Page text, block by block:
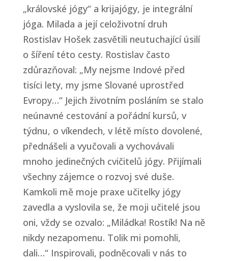
„královské jógy“ a krijajógy, je integrální
jóga. Milada a její celoživotní druh
Rostislav Hošek zasvětili neutuchající úsilí
o šíření této cesty. Rostislav často
zdůrazňoval: „My nejsme Indové před
tisíci lety, my jsme Slované uprostřed
Evropy…“ Jejich životním posláním se stalo
neúnavné cestování a pořádní kursů, v
týdnu, o víkendech, v létě místo dovolené,
přednášeli a vyučovali a vychovávali
mnoho jedinečných cvičitelů jógy. Přijímali
všechny zájemce o rozvoj své duše.
Kamkoli mě moje praxe učitelky jógy
zavedla a vyslovila se, že moji učitelé jsou
oni, vždy se ozvalo: „Miládka! Rostík! Na ně
nikdy nezapomenu. Tolik mi pomohli,
dali…“ Inspirovali, podněcovali v nás to